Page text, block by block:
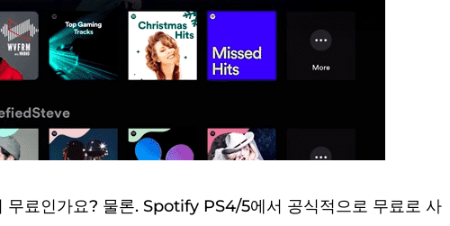
료인가요? 물론. Spotify PS4/5에서 공식적으로 무료로 사